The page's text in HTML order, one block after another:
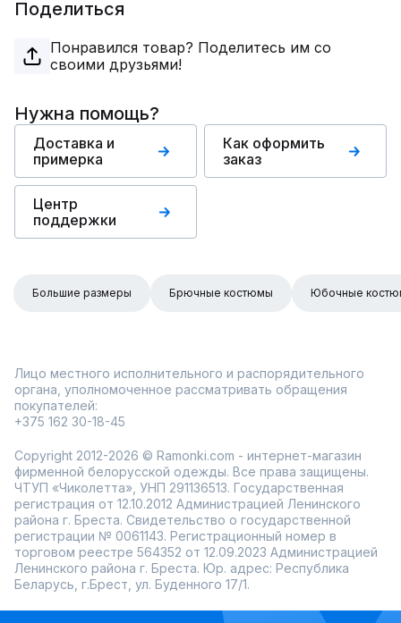
Поделиться
Понравился товар? Поделитесь им со
своими друзьями!
Нужна помощь?
Доставка и
примерка
Как оформить
заказ
Центр
поддержки
Большие размеры Брючные костюмы Юбочные
Лицо местного исполнительного и распорядительного
органа, уполномоченное рассматривать обращения
покупателей:
+375 162 30-18-45
Copyright 2012-2026 © Ramonki.com - интернет-магазин
фирменной белорусской одежды. Все права защищены.
ЧТУП «Чиколетта», УНП 291136513. Государственная
регистрация от 12.10.2012 Администрацией Ленинского
района г. Бреста. Свидетельство о государственной
регистрации № 0061143. Регистрационный номер в
торговом реестре 564352 от 12.09.2023 Администрацией
Ленинского района г. Бреста. Юр. адрес: Республика
Беларусь, г.Брест, ул. Буденного 17/1.